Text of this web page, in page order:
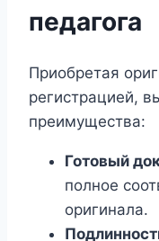
педагога
Приобретая
регистрацией,
преимущества:
Готовый
полное
оригинала.